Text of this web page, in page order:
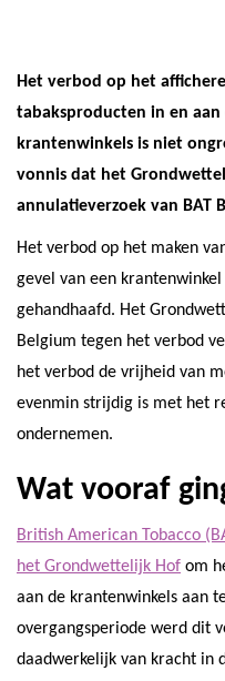
Het verbod op het
tabaksproducten in en
krantenwinkels is niet
vonnis dat het
annulatieverzoek van BAT
Het verbod op het maken
gevel van een
gehandhaafd. Het
Belgium tegen het verbod
het verbod de vrijheid van
evenmin strijdig is met het
ondernemen.
Wat vooraf
British American Tobacco
het Grondwettelijk Hof om
aan de krantenwinkels aan
overgangsperiode werd dit
daadwerkelijk van kracht in